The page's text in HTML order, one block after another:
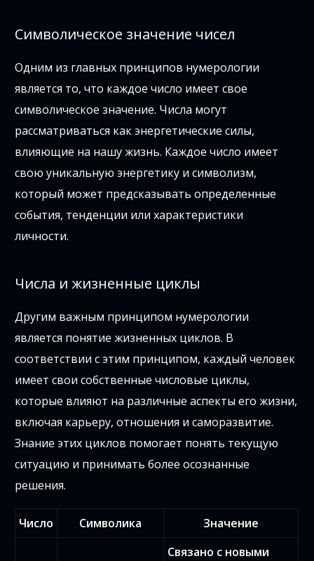
Символическое значение чисел
Одним из главных принципов нумерологии
является то, что каждое число имеет свое
символическое значение. Числа могут
рассматриваться как энергетические силы,
влияющие на нашу жизнь. Каждое число имеет
свою уникальную энергетику и символизм,
который может предсказывать определенные
события, тенденции или характеристики
личности.
Числа и жизненные циклы
Другим важным принципом нумерологии
является понятие жизненных циклов. В
соответствии с этим принципом, каждый человек
имеет свои собственные числовые циклы,
которые влияют на различные аспекты его жизни,
включая карьеру, отношения и саморазвитие.
Знание этих циклов помогает понять текущую
ситуацию и принимать более осознанные
решения.
Число Символика Значение
Связано с новыми